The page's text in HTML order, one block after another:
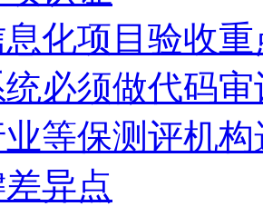
化项目验收
必须做代码
等保测评机
异点